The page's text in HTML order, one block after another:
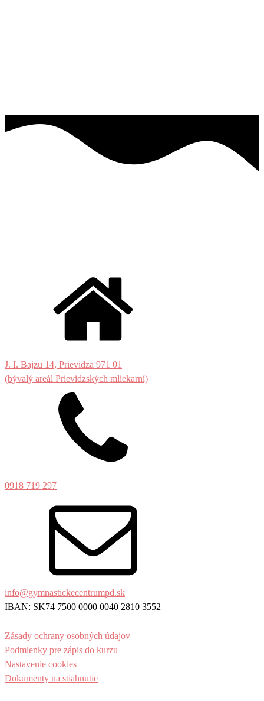
J. I. Bajzu 14, Prievidza 971 01
(bývalý areál Prievidzských mliekarní)
0918 719 297
info@gymnastickecentrumpd.sk
IBAN: SK74 7500 0000 0040 2810 3552
Zásady ochrany osobných údajov
Podmienky pre zápis do kurzu
Nastavenie cookies
Dokumenty na stiahnutie